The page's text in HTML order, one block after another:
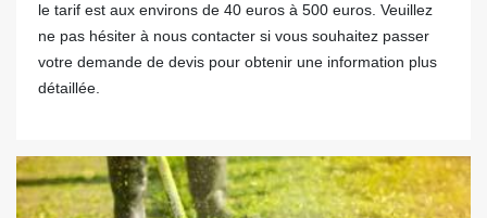
le tarif est aux environs de 40 euros à 500 euros. Veuillez
ne pas hésiter à nous contacter si vous souhaitez passer
votre demande de devis pour obtenir une information plus
détaillée.